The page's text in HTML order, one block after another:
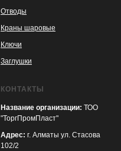
Отводы
Краны шаровые
Ключи
Заглушки
КОНТАКТЫ
Название организации: ТОО
"ТоргПромПласт"
Адрес: г. Алматы ул. Стасова
102/2